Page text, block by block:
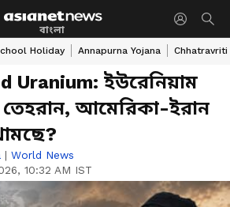
বাংলা
Holiday Annapurna Yojana Chhatravriti
Uranium: ইউরেনিয়াম
তেহরান, আমেরিকা-ইরান
| World News
10:32 AM IST